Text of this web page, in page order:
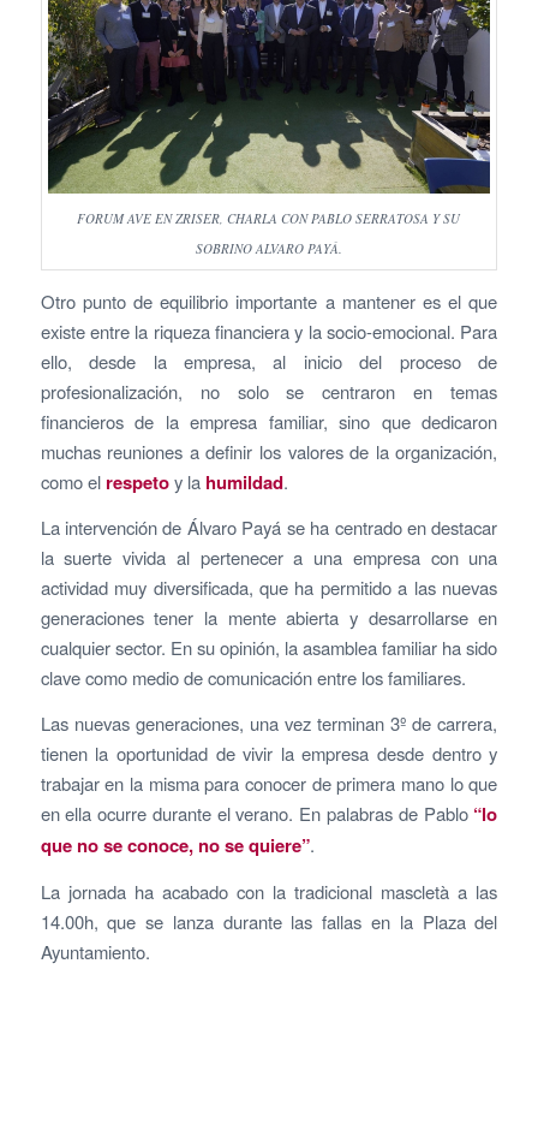
FORUM AVE EN ZRISER, CHARLA CON PABLO SERRATOSA Y SU
SOBRINO ALVARO PAYÁ.
Otro punto de equilibrio importante a mantener es el que
existe entre la riqueza financiera y la socio-emocional. Para
ello, desde la empresa, al inicio del proceso de
profesionalización, no solo se centraron en temas
financieros de la empresa familiar, sino que dedicaron
muchas reuniones a definir los valores de la organización,
como el respetoy la humildad.
La intervención de Álvaro Payá se ha centrado en destacar
la suerte vivida al pertenecer a una empresa con una
actividad muy diversificada, que ha permitido a las nuevas
generaciones tener la mente abierta y desarrollarse en
cualquier sector. En su opinión, la asamblea familiar ha sido
clave como medio de comunicación entre los familiares.
Las nuevas generaciones, una vez terminan 3º de carrera,
tienen la oportunidad de vivir la empresa desde dentro y
trabajar en la misma para conocer de primera mano lo que
en ella ocurre durante el verano. En palabras de Pablo “lo
que no se conoce, no se quiere”.
La jornada ha acabado con la tradicional mascletà a las
14.00h, que se lanza durante las fallas en la Plaza del
Ayuntamiento.